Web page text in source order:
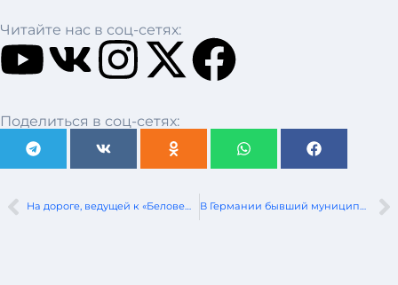
Читайте нас в соц-сетях:
Поделиться в соц-сетях:
На дороге, ведущей к «Беловежской пуще», нанесут музыкальную разметку В Германии бывший муниципальный служащий украл 1,9 миллиона евро из паркоматов